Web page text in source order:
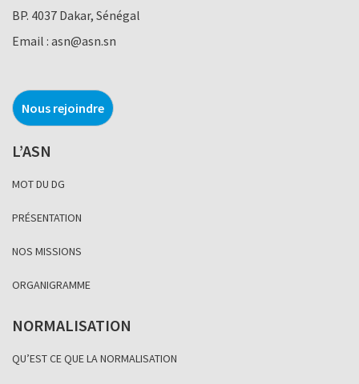
BP. 4037 Dakar, Sénégal
Email : asn@asn.sn
Nous rejoindre
L’ASN
MOT DU DG
PRÉSENTATION
NOS MISSIONS
ORGANIGRAMME
NORMALISATION
QU’EST CE QUE LA NORMALISATION